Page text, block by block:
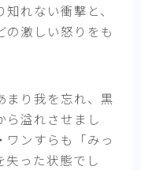
れない衝撃と、
の激しい怒りをも
まり我を忘れ、黒
ら溢れさせまし
ワンすらも「みっ
失った状態でし